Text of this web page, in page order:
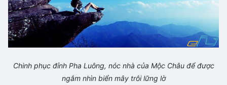
Chinh phục đỉnh Pha Luông, nóc nhà của Mộc Châu để được
ngắm nhìn biển mây trôi lững lờ